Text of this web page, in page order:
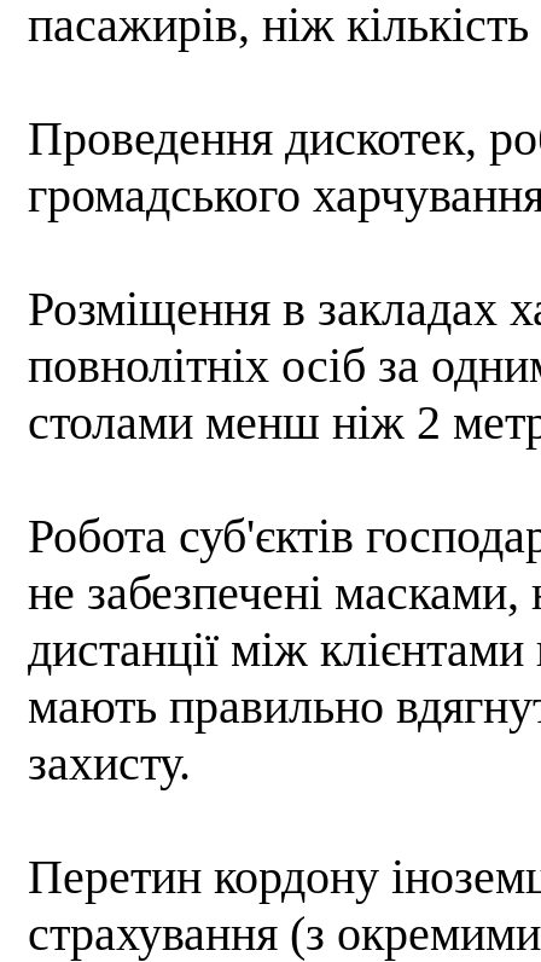
пасажирів, ніж
Проведення дискотек,
громадського
Розміщення в закладах
повнолітніх осіб за
столами менш ніж 2
Робота суб'єктів
не забезпечені
дистанції між
мають правильно
захисту.
Перетин кордону
страхування (з